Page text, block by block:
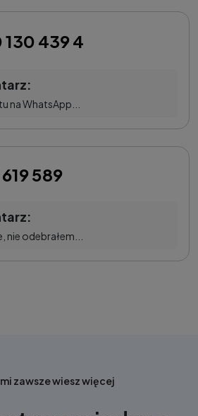
439 4
na WhatsApp...
589
odebrałem...
zawsze wiesz więcej